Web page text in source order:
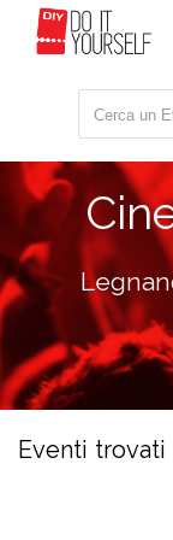
Eventi trovati